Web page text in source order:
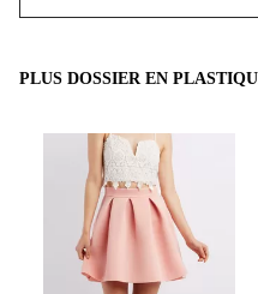
PLUS DOSSIER EN